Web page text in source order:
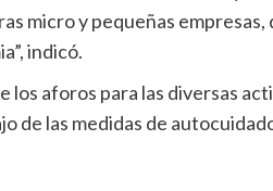
micro y pequeñas empresas,
indicó.
los aforos para las diversas
de las medidas de